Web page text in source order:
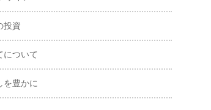
投資
について
を豊かに